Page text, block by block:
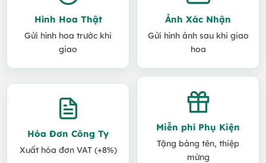
Hình Hoa Thật
Gửi hình hoa trước khi
giao
Ảnh Xác Nhận
Gửi hình ảnh sau khi giao
hoa
Hóa Đơn Công Ty
Xuất hóa đơn VAT (+8%)
Miễn phí Phụ Kiện
Tặng bảng tên, thiệp
mừng